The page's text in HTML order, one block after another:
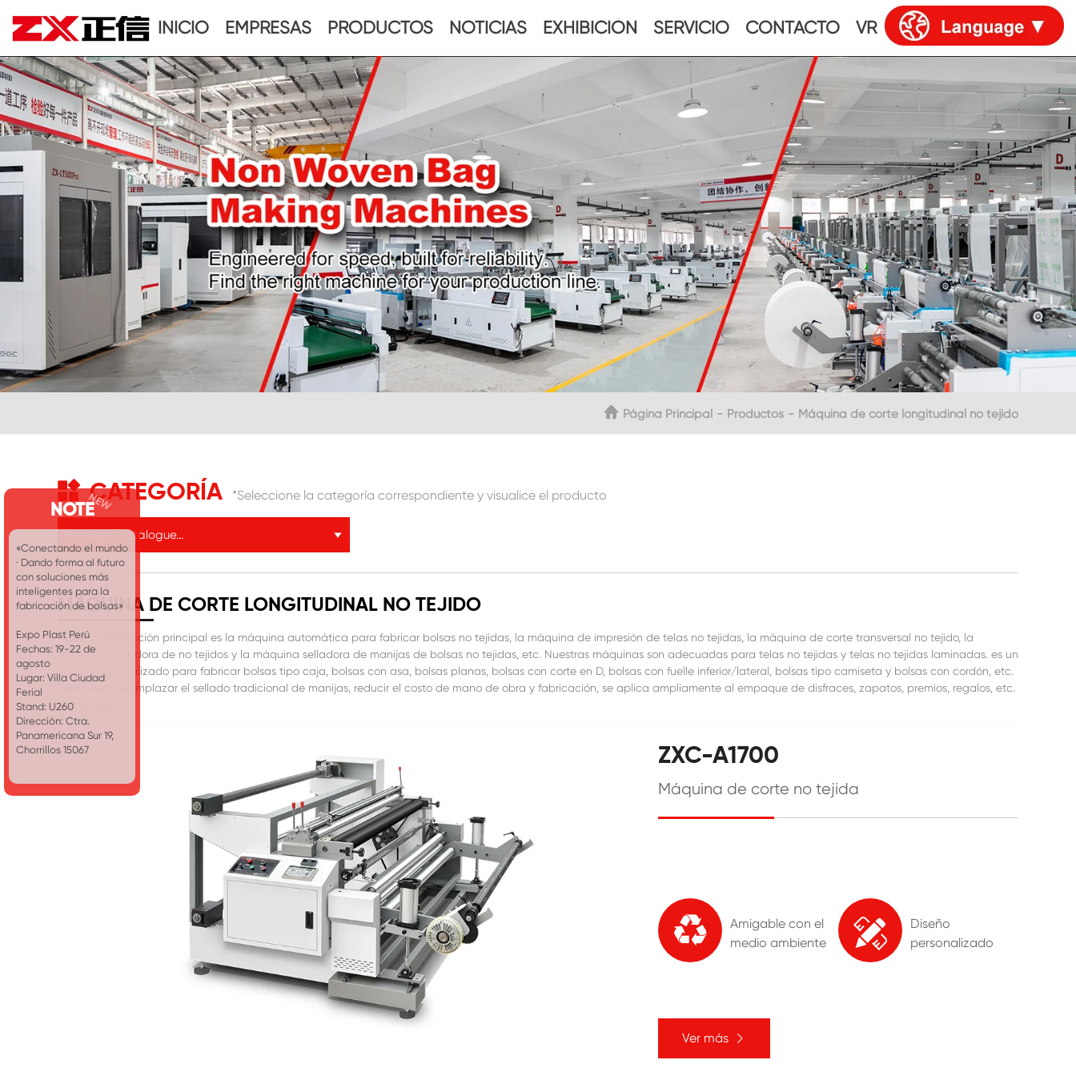
INICIO EMPRESAS PRODUCTOS NOTICIAS EXHIBICIÓN SERVICIO CONTACTO VR
Página Principal Productos Máquina de corte longitudinal no tejido
CATEGORÍA *Seleccione la categoría correspondiente y visualice el producto
Products catalogue...
MÁQUINA DE CORTE LONGITUDINAL NO TEJIDO
Nuestra producción principal es la máquina automática para fabricar bolsas no tejidas, la máquina de impresión de telas no tejidas, la máquina de corte transversal no tejido, la
máquina cortadora de no tejidos y la máquina selladora de manijas de bolsas no tejidas, etc. Nuestras máquinas son adecuadas para telas no tejidas y telas no tejidas laminadas. es un
equipo especializado para fabricar bolsas tipo caja, bolsas con asa, bolsas planas, bolsas con corte en D, bolsas con fuelle inferior/lateral, bolsas tipo camiseta y bolsas con cordón, etc.
Que puede reemplazar el sellado tradicional de manijas, reducir el costo de mano de obra y fabricación, se aplica ampliamente al empaque de disfraces, zapatos, premios, regalos, etc.
reutilizable
ZXC-A1700
Máquina de corte no tejida

Amigable con el
medio ambiente

Diseño
personalizado
Ver más 
NOTE
«Conectando el mundo
· Dando forma al futuro
con soluciones más
inteligentes para la
fabricación de bolsas»
Expo Plast Perú
Fechas: 19-22 de
agosto
Lugar: Villa Ciudad
Ferial
Stand: U260
Dirección: Ctra.
Panamericana Sur 19,
Chorrillos 15067